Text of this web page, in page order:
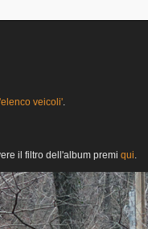
'elenco veicoli'.
il filtro dell'album premi qui.